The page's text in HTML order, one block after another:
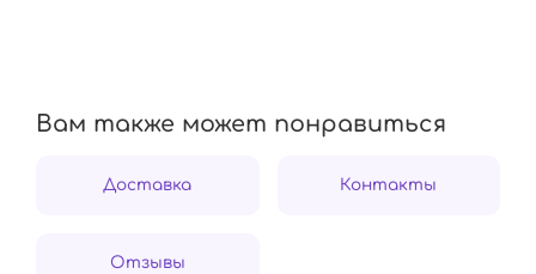
Вам также может понравиться
Доставка Контакты
Отзывы